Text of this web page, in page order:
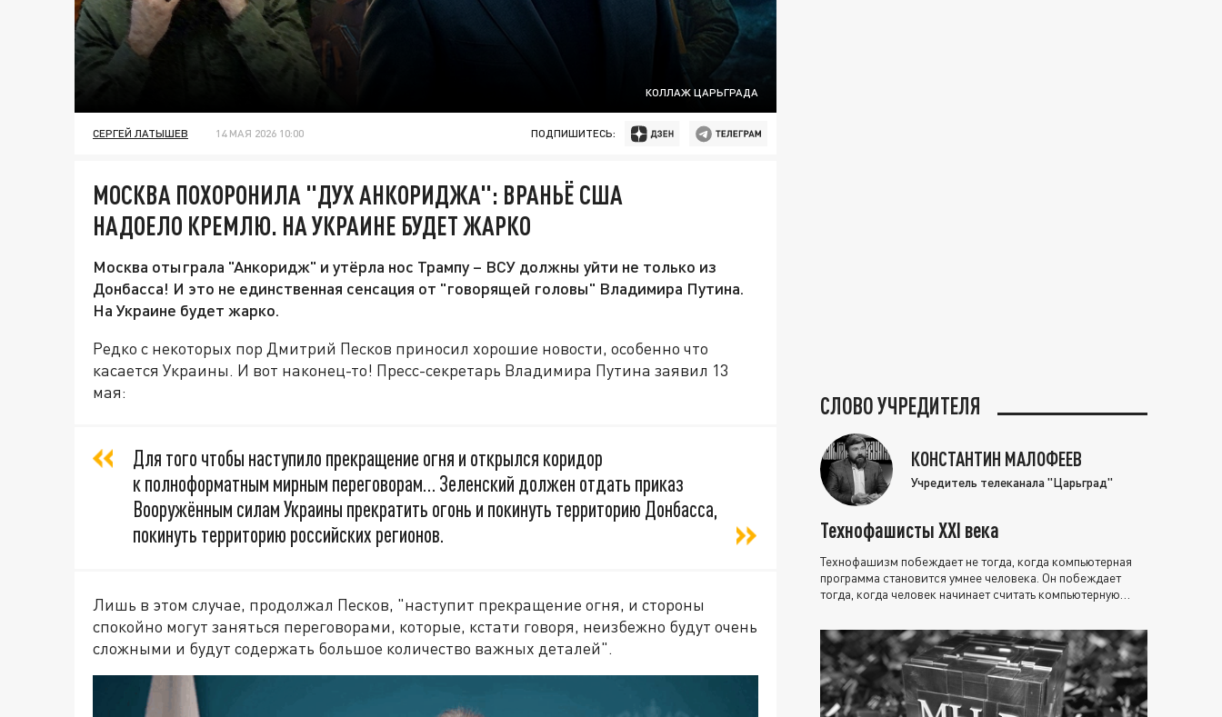
КОЛЛАЖ ЦАРЬГРАДА
СЕРГЕЙ ЛАТЫШЕВ 14 МАЯ 2026 10:00 ПОДПИШИТЕСЬ:
МОСКВА ПОХОРОНИЛА "ДУХ АНКОРИДЖА": ВРАНЬЁ США
НАДОЕЛО КРЕМЛЮ. НА УКРАИНЕ БУДЕТ ЖАРКО
Москва отыграла "Анкоридж" и утёрла нос Трампу – ВСУ должны уйти не только из
Донбасса! И это не единственная сенсация от "говорящей головы" Владимира Путина.
На Украине будет жарко.
Редко с некоторых пор Дмитрий Песков приносил хорошие новости, особенно что
касается Украины. И вот наконец-то! Пресс-секретарь Владимира Путина заявил 13
мая:
Для того чтобы наступило прекращение огня и открылся коридор
к полноформатным мирным переговорам… Зеленский должен отдать приказ
Вооружённым силам Украины прекратить огонь и покинуть территорию Донбасса,
покинуть территорию российских регионов.
Лишь в этом случае, продолжал Песков, "наступит прекращение огня, и стороны
спокойно могут заняться переговорами, которые, кстати говоря, неизбежно будут очень
сложными и будут содержать большое количество важных деталей".
СЛОВО УЧРЕДИТЕЛЯ
КОНСТАНТИН МАЛОФЕЕВ
Учредитель телеканала "Царьград"
Технофашисты XXI века
Технофашизм побеждает не тогда, когда компьютерная
программа становится умнее человека. Он побеждает
тогда, когда человек начинает считать компьютерную